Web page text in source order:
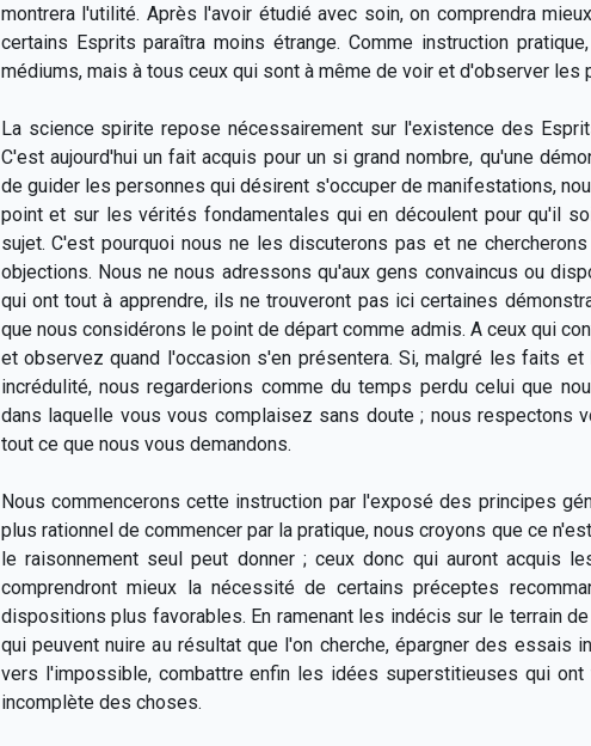
montrera l'utilité. Après l'avoir étudié avec soin, on comprendra
certains Esprits paraîtra moins étrange. Comme instruction
médiums, mais à tous ceux qui sont à même de voir et d'observer les
La science spirite repose nécessairement sur l'existence des
C'est aujourd'hui un fait acquis pour un si grand nombre, qu'une
de guider les personnes qui désirent s'occuper de manifestations,
point et sur les vérités fondamentales qui en découlent pour qu'il
sujet. C'est pourquoi nous ne les discuterons pas et ne
objections. Nous ne nous adressons qu'aux gens convaincus ou
qui ont tout à apprendre, ils ne trouveront pas ici certaines
que nous considérons le point de départ comme admis. A ceux qui
et observez quand l'occasion s'en présentera. Si, malgré les faits
incrédulité, nous regarderions comme du temps perdu celui que
dans laquelle vous vous complaisez sans doute ; nous respectons
tout ce que nous vous demandons.
Nous commencerons cette instruction par l'exposé des principes
plus rationnel de commencer par la pratique, nous croyons que ce
le raisonnement seul peut donner ; ceux donc qui auront acquis
comprendront mieux la nécessité de certains préceptes
dispositions plus favorables. En ramenant les indécis sur le terrain
qui peuvent nuire au résultat que l'on cherche, épargner des essais
vers l'impossible, combattre enfin les idées superstitieuses qui
incomplète des choses.